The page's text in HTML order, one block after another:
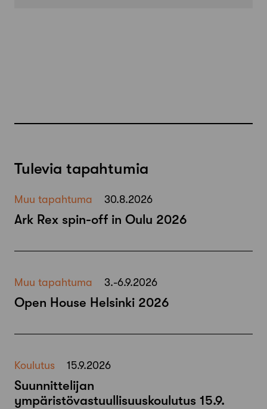
Tulevia tapahtumia
Muu tapahtuma 30.8.2026
Ark Rex spin-off in Oulu 2026
Muu tapahtuma 3.-6.9.2026
Open House Helsinki 2026
Koulutus 15.9.2026
Suunnittelijan
ympäristövastuullisuuskoulutus 15.9.